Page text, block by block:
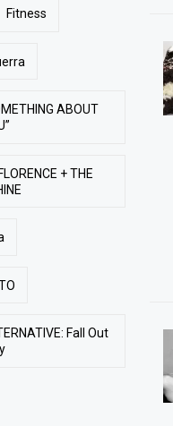
Fitness
ABOUT
+ THE
Fall Out